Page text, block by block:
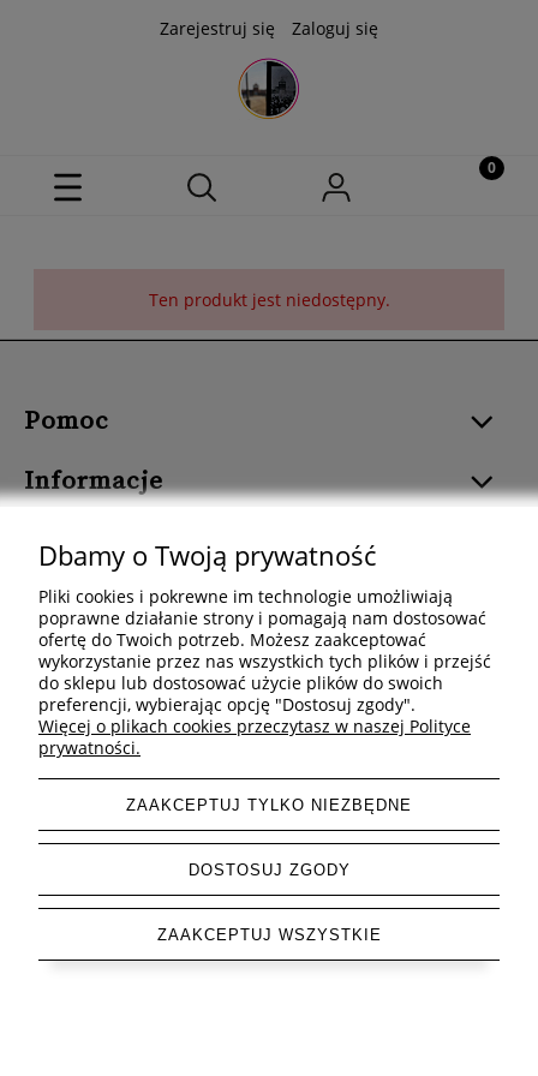
Zarejestruj się Zaloguj się
Ten produkt jest niedostępny.
Pomoc
Informacje
Inne
pokaż pełną wersję strony
Sklep internetowy Shoper Premium
Dbamy o Twoją prywatność
Pliki cookies i pokrewne im technologie umożliwiają
poprawne działanie strony i pomagają nam dostosować
ofertę do Twoich potrzeb. Możesz zaakceptować
wykorzystanie przez nas wszystkich tych plików i przejść
do sklepu lub dostosować użycie plików do swoich
preferencji, wybierając opcję "Dostosuj zgody".
Więcej o plikach cookies przeczytasz w naszej Polityce
prywatności.
ZAAKCEPTUJ TYLKO NIEZBĘDNE
DOSTOSUJ ZGODY
ZAAKCEPTUJ WSZYSTKIE